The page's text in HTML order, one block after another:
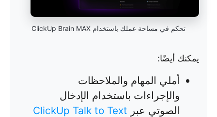
تحكم في مساحة عملك باستخدام ClickUp Brain MAX
يمكنك أيضًا:
أملي المهام والملاحظات
والإجراءات باستخدام الإدخال
الصوتي عبر ClickUp Talk to Text